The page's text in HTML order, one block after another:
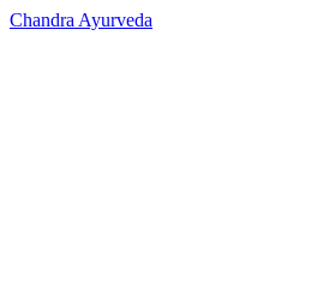
Chandra Ayurveda